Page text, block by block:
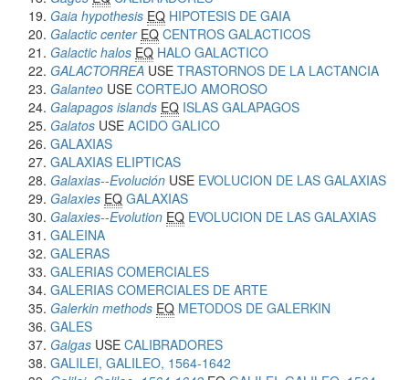
Gaia hypothesis EQ HIPOTESIS DE GAIA
Galactic center EQ CENTROS GALACTICOS
Galactic halos EQ HALO GALACTICO
GALACTORREA USE TRASTORNOS DE LA LACTANCIA
Galanteo USE CORTEJO AMOROSO
Galapagos islands EQ ISLAS GALAPAGOS
Galatos USE ACIDO GALICO
GALAXIAS
GALAXIAS ELIPTICAS
Galaxias--Evolución USE EVOLUCION DE LAS GALAXIAS
Galaxies EQ GALAXIAS
Galaxies--Evolution EQ EVOLUCION DE LAS GALAXIAS
GALEINA
GALERAS
GALERIAS COMERCIALES
GALERIAS COMERCIALES DE ARTE
Galerkin methods EQ METODOS DE GALERKIN
GALES
Galgas USE CALIBRADORES
GALILEI, GALILEO, 1564-1642